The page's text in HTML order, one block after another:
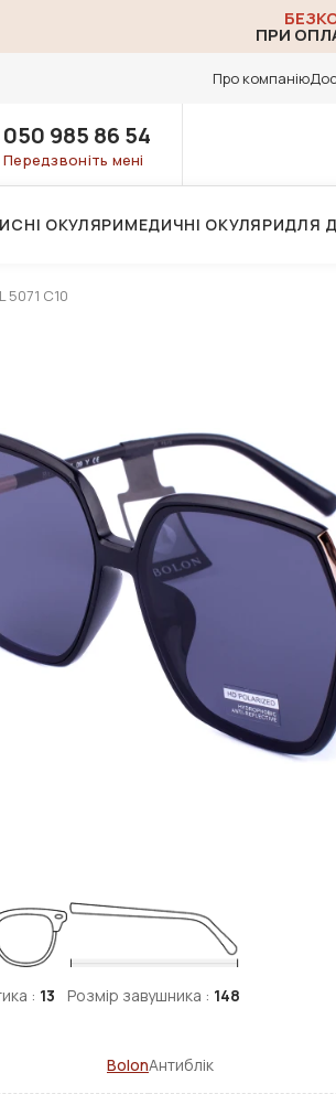
ПРИ
Про компанію
050 985 86 54
Передзвоніть мені
ОКУЛЯРИМЕДИЧНІ ОКУЛЯРИДЛЯ
5071 C10
: 13 Розмір завушника : 148
BolonАнтиблік